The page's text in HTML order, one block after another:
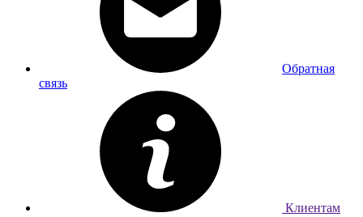
Обратная
связь
Клиентам